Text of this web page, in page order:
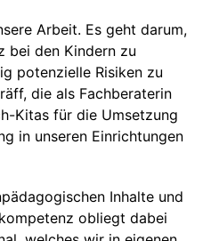
Arbeit. Es geht darum,
bei den Kindern zu
potenzielle Risiken zu
die als Fachberaterin
Kitas für die Umsetzung
in unseren Einrichtungen
Inhalte und
obliegt dabei